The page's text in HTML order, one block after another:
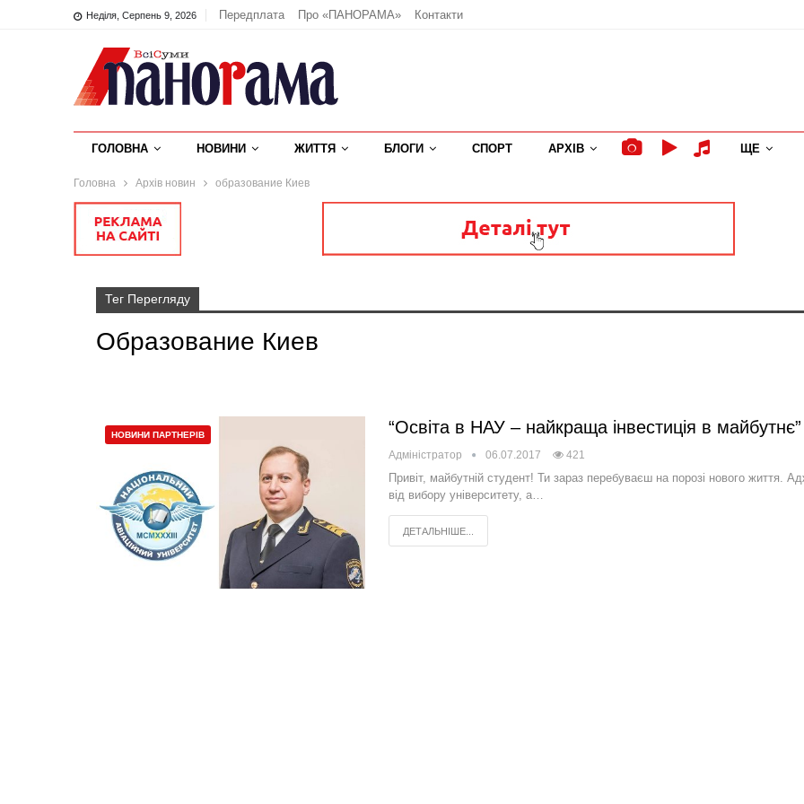
Неділя, Серпень 9, 2026 Передплата Про «ПАНОРАМА» Контакти
ГОЛОВНА НОВИНИ ЖИТТЯ БЛОГИ СПОРТ АРХІВ ЩЕ
Головна Архів новин образование Киев
Тег Перегляду
Образование Киев
НОВИНИ ПАРТНЕРІВ “Освіта в НАУ – найкраща інвестиція в майбутнє”
Адміністратор 06.07.2017 421
Привіт, майбутній студент! Ти зараз перебуваєш на порозі нового життя.
від вибору університету, а…
ДЕТАЛЬНІШЕ...